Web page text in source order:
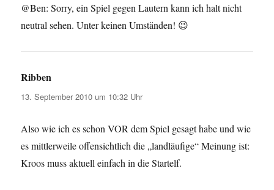
@Ben: Sorry, ein Spiel gegen Lautern kann ich halt nicht
neutral sehen. Unter keinen Umständen! 😉
Ribben
13. September 2010 um 10:32 Uhr
Also wie ich es schon VOR dem Spiel gesagt habe und wie
es mittlerweile offensichtlich die „landläufige“ Meinung ist:
Kroos muss aktuell einfach in die Startelf.